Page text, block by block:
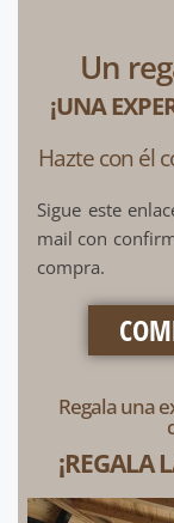
Un
¡UNA
Hazte con él
Sigue este
mail con
compra.
Regala una
¡REGALA